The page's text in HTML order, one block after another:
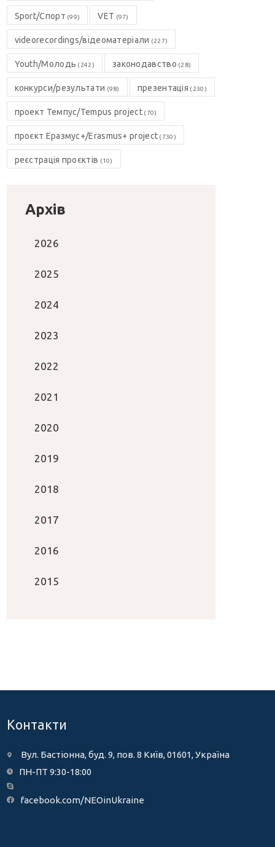
Sport/Спорт (99) VET (97)
videorecordings/відеоматеріали (227)
Youth/Молодь (242) законодавство (28)
конкурси/результати (98) презентація (230)
проект Темпус/Tempus project(70)
проєкт Еразмус+/Erasmus+ project (730)
реєстрація проєктів (10)
Архів
2026
2025
2024
2023
2022
2021
2020
2019
2018
2017
2016
2015
Контакти
Вул. Бастіонна, буд. 9, пов. 8 Київ, 01601, Україна
ПН-ПТ 9:30-18:00
facebook.com/NEOinUkraine